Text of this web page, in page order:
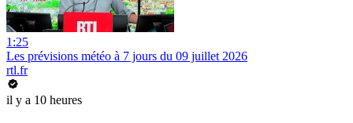
1:25
Les prévisions météo à 7 jours du 09 juillet 2026
rtl.fr
il y a 10 heures